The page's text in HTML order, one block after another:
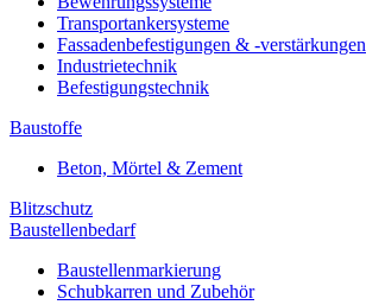
Transportankersysteme
Fassadenbefestigungen & -verstärkungen
Industrietechnik
Befestigungstechnik
Baustoffe
Beton, Mörtel & Zement
Blitzschutz
Baustellenbedarf
Baustellenmarkierung
Schubkarren und Zubehör